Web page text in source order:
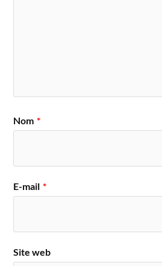
Nom *
E-mail *
Site web